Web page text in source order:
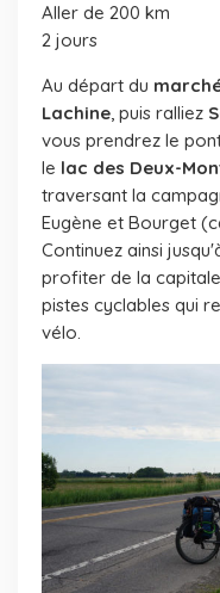
Aller de 200 km
2 jours
Au départ du
Lachine, puis ralliez
vous prendrez le
le lac des Deux-
traversant la
Eugène et Bourget
Continuez ainsi
profiter de la
pistes cyclables qui
vélo.